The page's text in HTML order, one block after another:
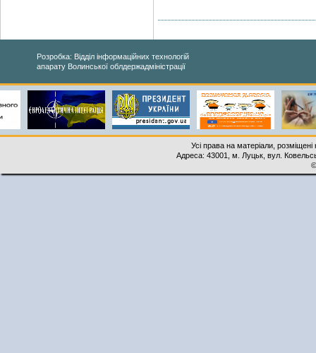
Розробка: Відділ інформаційних технологій
апарату Волинської облдержадміністрації
Усі права на матеріали,
Адреса: 43001, м. Луцьк, вул.